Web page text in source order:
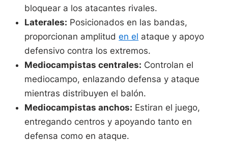
bloquear a los atacantes rivales.
Laterales: Posicionados en las bandas,
proporcionan amplituden el ataque y apoyo
defensivo contra los extremos.
Mediocampistas centrales: Controlan el
mediocampo, enlazando defensa y ataque
mientras distribuyen el balón.
Mediocampistas anchos: Estiran el juego,
entregando centros y apoyando tanto en
defensa como en ataque.